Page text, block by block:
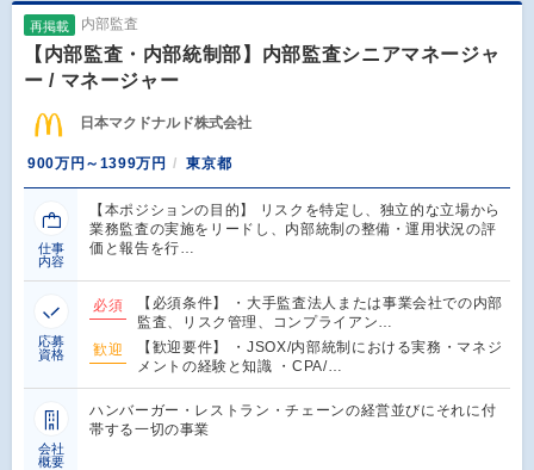
再掲載 内部監査
【内部監査・内部統制部】内部監査シニアマネージャ
ー / マネージャー
日本マクドナルド株式会社
900万円～1399万円 東京都
仕事
内容
【本ポジションの目的】 リスクを特定し、独立的な立場から
業務監査の実施をリードし、内部統制の整備・運用状況の評
価と報告を行…
応募
資格
必須
【必須条件】 ・大手監査法人または事業会社での内部
監査、リスク管理、コンプライアン…
歓迎
【歓迎要件】 ・JSOX/内部統制における実務・マネジ
メントの経験と知識 ・CPA/…
会社
概要
ハンバーガー・レストラン・チェーンの経営並びにそれに付
帯する一切の事業